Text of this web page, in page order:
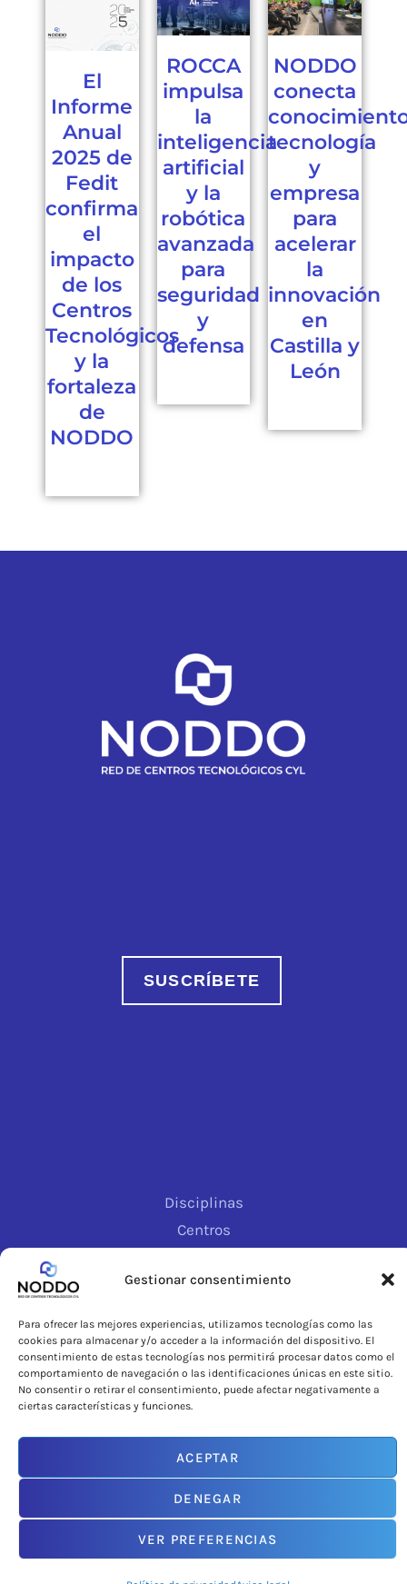
Gestionar consentimiento
Para ofrecer las mejores experiencias, utilizamos tecnologías como las
cookies para almacenar y/o acceder a la información del dispositivo. El
consentimiento de estas tecnologías nos permitirá procesar datos como el
comportamiento de navegación o las identificaciones únicas en este sitio.
No consentir o retirar el consentimiento, puede afectar negativamente a
ciertas características y funciones.
ACEPTAR
DENEGAR
VER PREFERENCIAS
El
Informe
Anual
2025 de
Fedit
confirma
el
impacto
de los
Centros
Tecnológicos
y la
fortaleza
de
NODDO
ROCCA
impulsa
la
inteligencia
artificial
y la
robótica
avanzada
para
seguridad
y
defensa
NODDO
conecta
tecnología
y
empresa
para
acelerar
la
innovación
en
Castilla y
León
SUSCRÍBETE
Disciplinas
Centros
CONTACTO